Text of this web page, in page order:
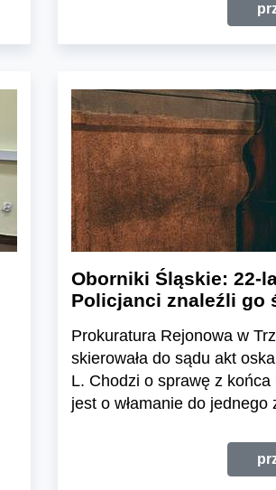
Oborniki Śląskie: 22-
Policjanci znaleźli go
Prokuratura Rejonowa w
skierowała do sądu akt
L. Chodzi o sprawę z
jest o włamanie do